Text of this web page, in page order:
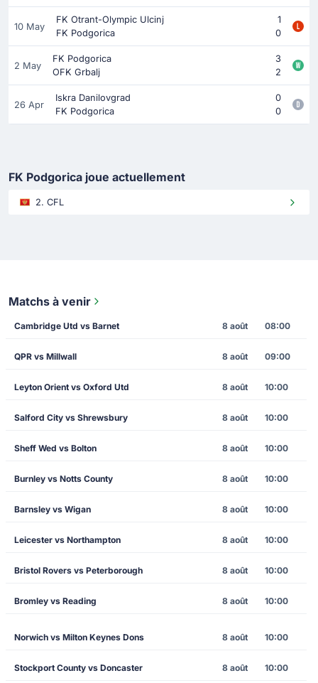
10 May
FK Otrant-Olympic Ulcinj
1
FK Podgorica
0
2 May
FK Podgorica
3
OFK Grbalj
2
26 Apr
Iskra Danilovgrad
0
FK Podgorica
0
FK Podgorica joue actuellement
2. CFL
Matchs à venir
Cambridge Utd vs Barnet 8 août 08:00
QPR vs Millwall 8 août 09:00
Leyton Orient vs Oxford Utd 8 août 10:00
Salford City vs Shrewsbury 8 août 10:00
Sheff Wed vs Bolton 8 août 10:00
Burnley vs Notts County 8 août 10:00
Barnsley vs Wigan 8 août 10:00
Leicester vs Northampton 8 août 10:00
Bristol Rovers vs Peterborough 8 août 10:00
Bromley vs Reading 8 août 10:00
Norwich vs Milton Keynes Dons 8 août 10:00
Stockport County vs Doncaster 8 août 10:00